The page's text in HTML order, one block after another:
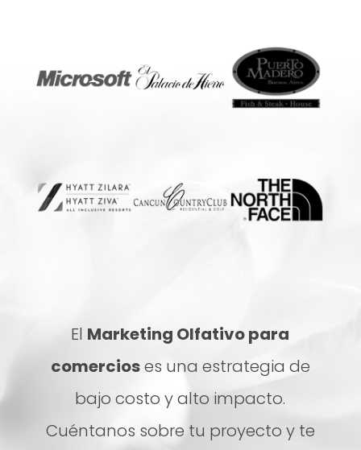
El Marketing Olfativo para
comercioses una estrategia de
bajo costo y alto impacto.
Cuéntanos sobre tu proyecto y te